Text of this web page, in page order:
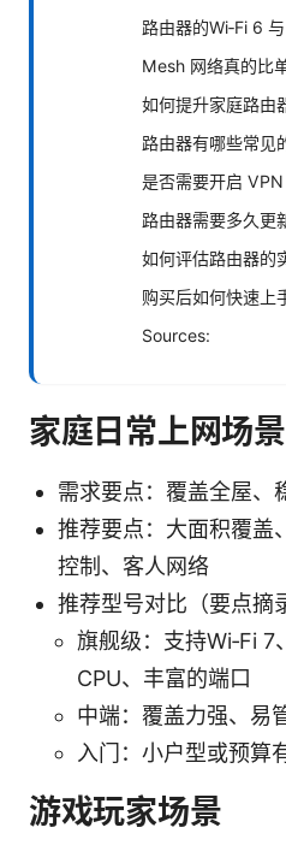
路由器的Wi‑Fi 6
Mesh 网络真的比
如何提升家庭路由
路由器有哪些常见
是否需要开启 VPN
路由器需要多久更
如何评估路由器的
购买后如何快速上
Sources:
家庭日常上网场景
需求要点：覆盖全屋、
推荐要点：大面积覆盖
控制、客人网络
推荐型号对比（要点摘
旗舰级：支持Wi‑Fi
CPU、丰富的端口
中端：覆盖力强、易
入门：小户型或预算
游戏玩家场景